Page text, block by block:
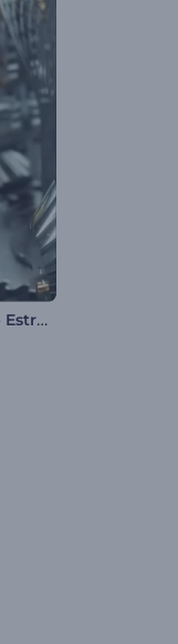
Introducción de Estructura con Mecanismos